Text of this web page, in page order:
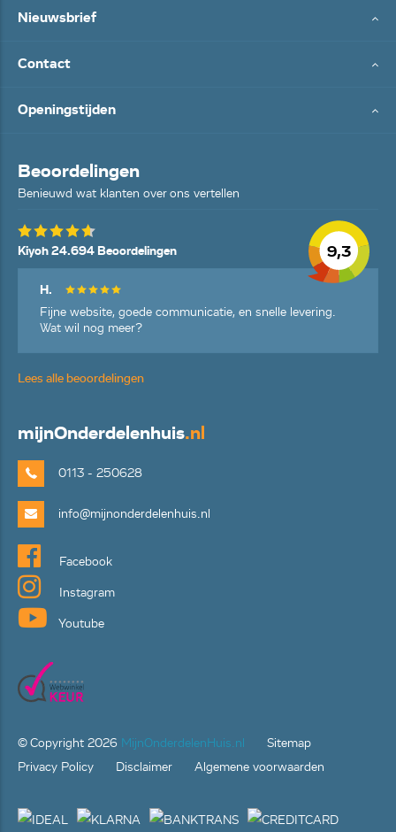
Nieuwsbrief
Contact
Openingstijden
Beoordelingen
Benieuwd wat klanten over ons vertellen
9,3
Kiyoh 24.694 Beoordelingen
H.
Fijne website, goede communicatie, en snelle levering.
Wat wil nog meer?
Lees alle beoordelingen
mijnOnderdelenhuis.nl
0113 - 250628
info@mijnonderdelenhuis.nl
Facebook
Instagram
Youtube
© Copyright 2026 MijnOnderdelenHuis.nl
Sitemap
Privacy Policy
Disclaimer Algemene voorwaarden